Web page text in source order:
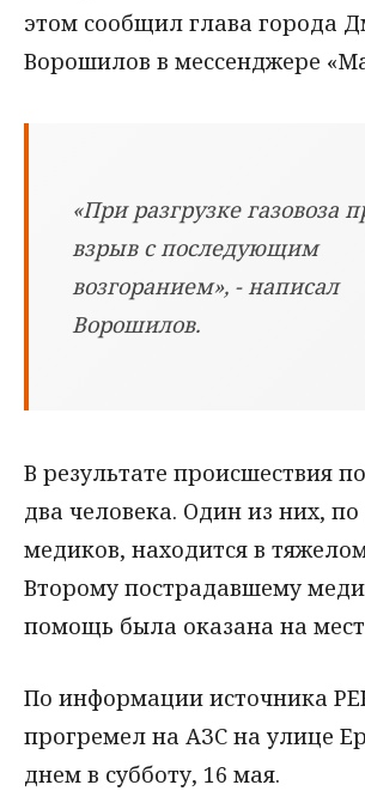
этом сообщил глава города
Ворошилов в мессенджере
«При разгрузке газовоза
взрыв с последующим
возгоранием», - написал
Ворошилов.
В результате происшествия
два человека. Один из них,
медиков, находится в
Второму пострадавшему
помощь была оказана на
По информации источника
прогремел на АЗС на улице
днем в субботу, 16 мая.